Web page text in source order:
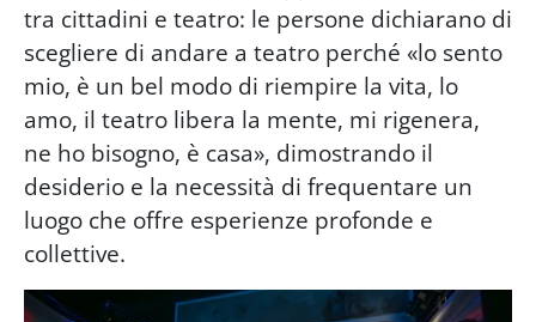
tra cittadini e teatro: le persone dichiarano di
scegliere di andare a teatro perché «lo sento
mio, è un bel modo di riempire la vita, lo
amo, il teatro libera la mente, mi rigenera,
ne ho bisogno, è casa», dimostrando il
desiderio e la necessità di frequentare un
luogo che offre esperienze profonde e
collettive.